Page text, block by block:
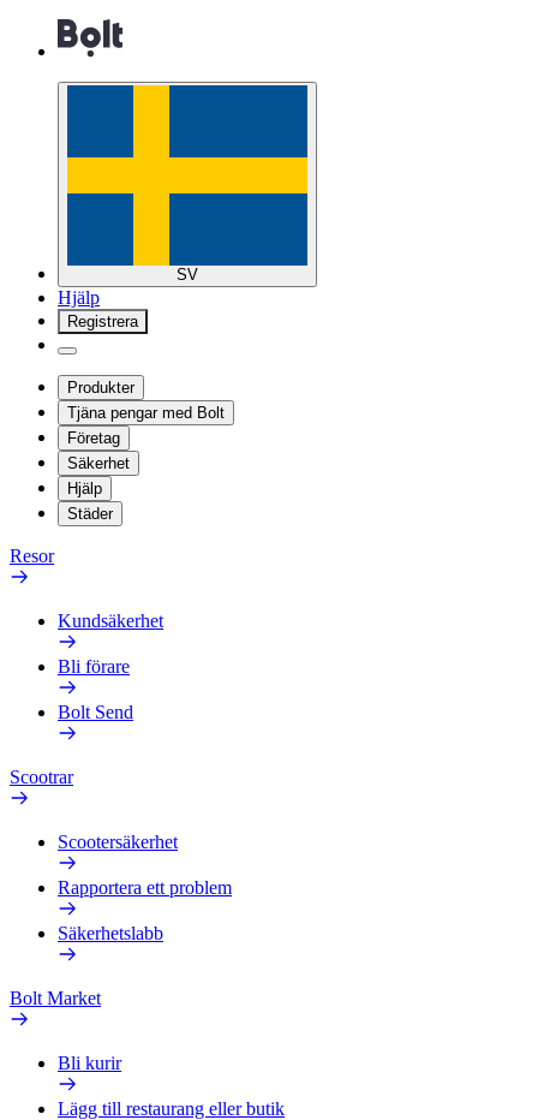
SV
Hjälp
Registrera
Produkter
Tjäna pengar med Bolt
Företag
Säkerhet
Hjälp
Städer
Resor
Kundsäkerhet
Bli förare
Bolt Send
Scootrar
Scootersäkerhet
Rapportera ett problem
Säkerhetslabb
Bolt Market
Bli kurir
Lägg till restaurang eller butik